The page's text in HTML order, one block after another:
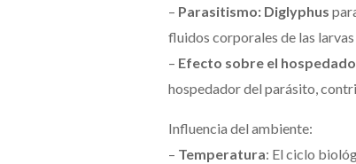
– Parasitismo: Diglyphus
fluidos corporales de las
– Efecto sobre el
hospedador del parásito,
Influencia del ambiente:
– Temperatura: El ciclo